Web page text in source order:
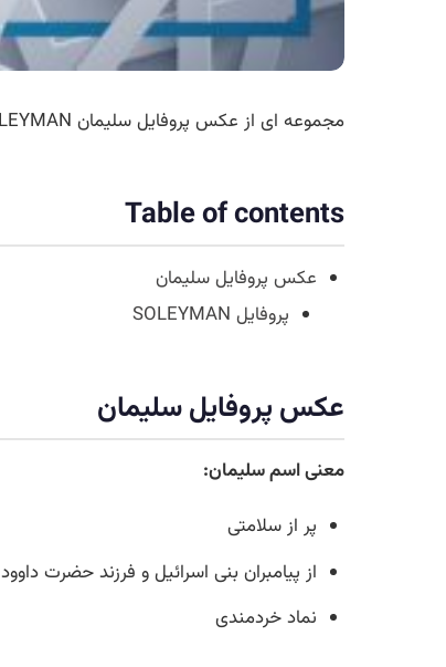
مجموعه ای از عکس پروفایل سلیمان SOLEYMAN در این صفحه گردآوری شده است و بطور مستمر تصاویر جدیدتر اضافه خواهد شد.
Table of contents
عکس پروفایل سلیمان
پروفایل SOLEYMAN
عکس پروفایل سلیمان
معنی اسم سلیمان:
پر از سلامتی
از پیامبران بنی اسرائیل و فرزند حضرت داوود
نماد خردمندی